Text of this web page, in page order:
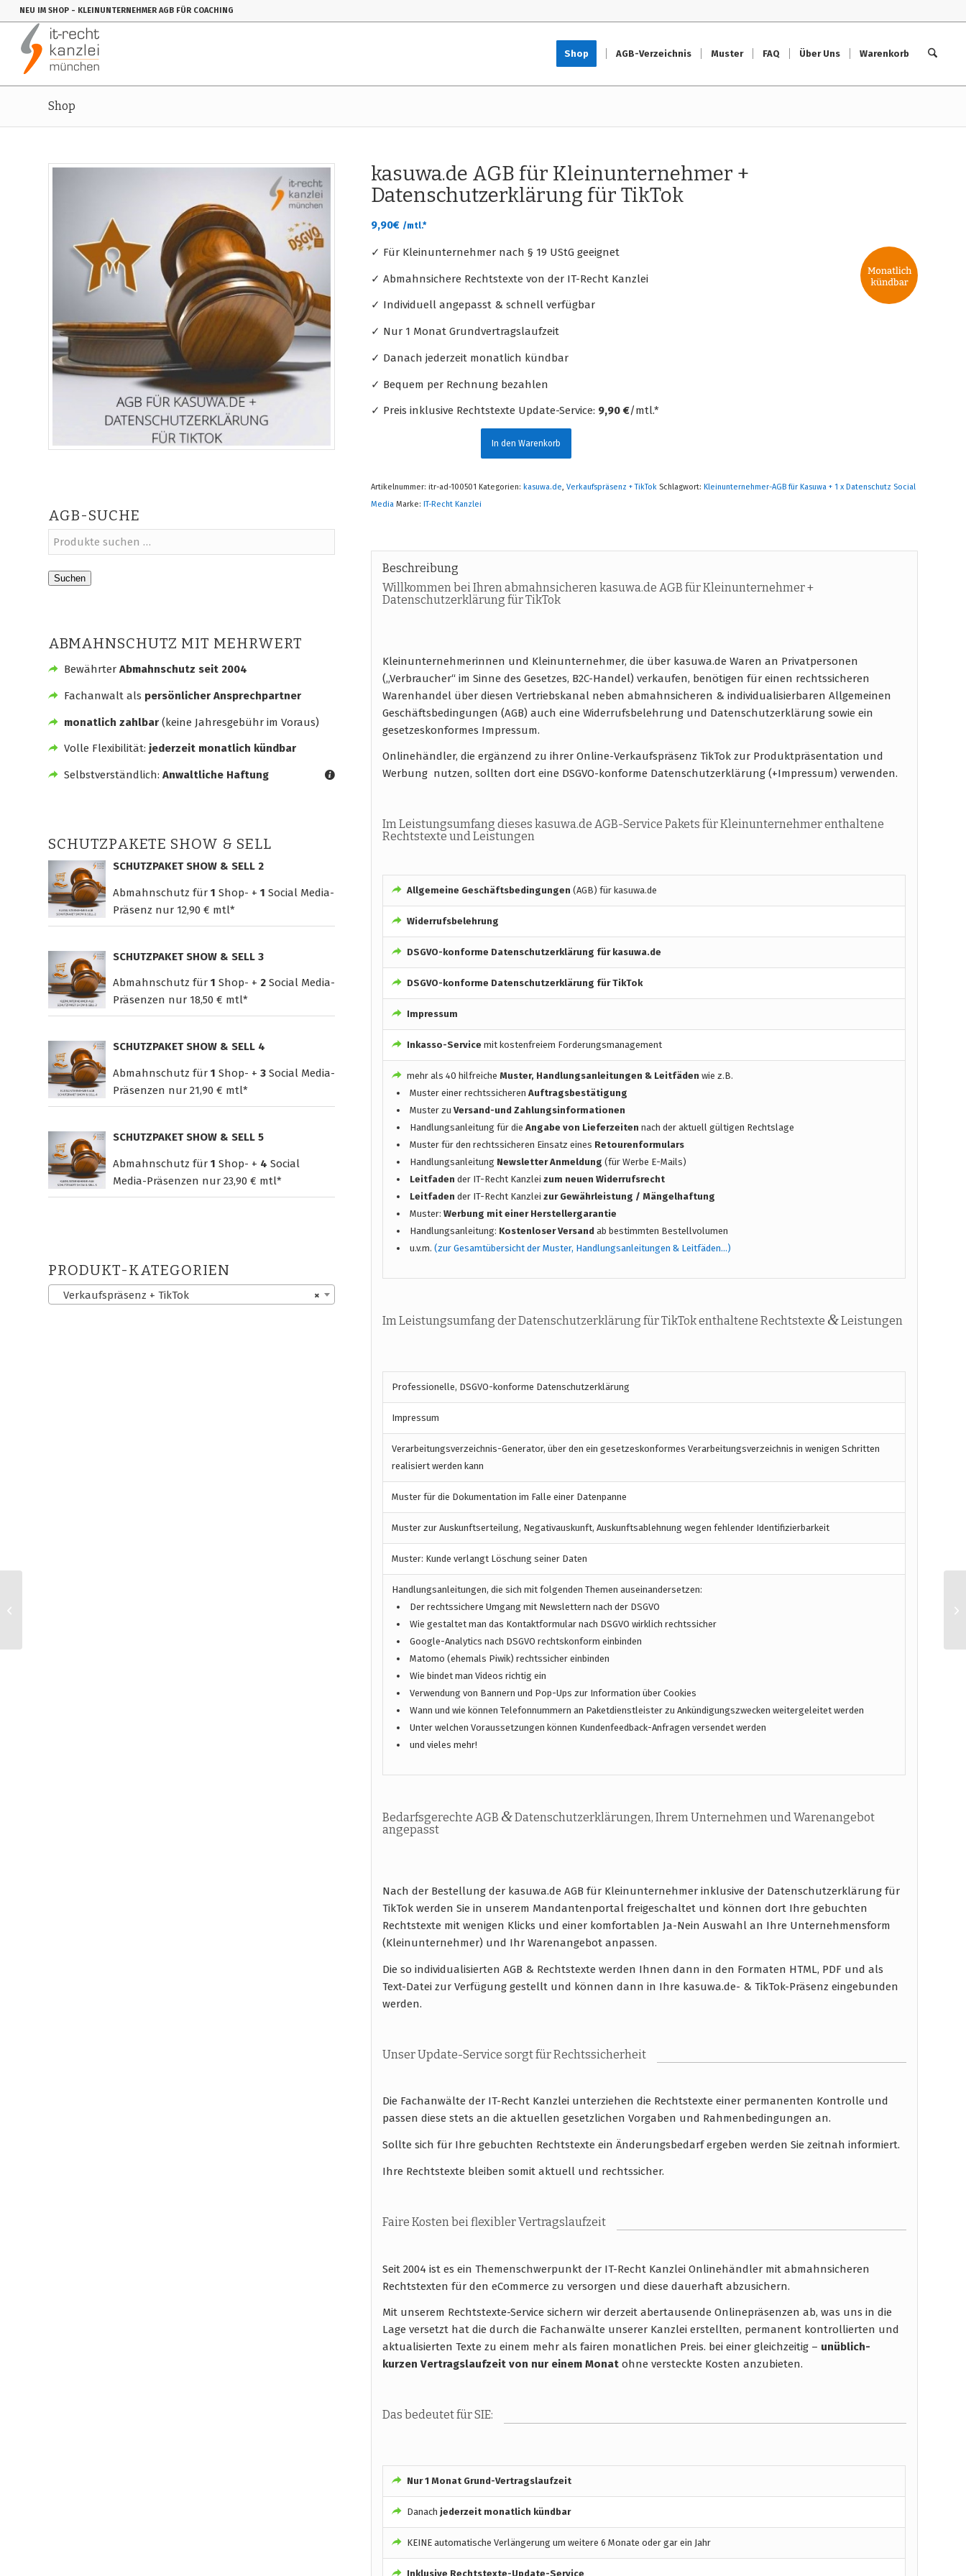
NEU IM SHOP - KLEINUNTERNEHMER AGB FÜR COACHING
Shop AGB-Verzeichnis Muster FAQ Über Uns Warenkorb
Shop
AGB-SUCHE
Suchen
ABMAHNSCHUTZ MIT MEHRWERT
BewährterAbmahnschutz seit 2004
Fachanwalt als persönlicher Ansprechpartner
monatlich zahlbar(keine Jahresgebühr im Voraus)
Volle Flexibilität: jederzeit monatlich kündbar
Selbstverständlich: Anwaltliche Haftung
SCHUTZPAKETE SHOW & SELL
SCHUTZPAKET SHOW & SELL 2
Abmahnschutz für 1 Shop- + 1 Social Media-
Präsenz nur 12,90 € mtl*
SCHUTZPAKET SHOW & SELL 3
Abmahnschutz für 1 Shop- + 2 Social Media-
Präsenzen nur 18,50 € mtl*
SCHUTZPAKET SHOW & SELL 4
Abmahnschutz für 1 Shop- + 3 Social Media-
Präsenzen nur 21,90 € mtl*
SCHUTZPAKET SHOW & SELL 5
Abmahnschutz für 1 Shop- + 4 Social
Media-Präsenzen nur 23,90 € mtl*
PRODUKT-KATEGORIEN
×
Verkaufspräsenz + TikTok
kasuwa.de AGB für Kleinunternehmer +
Datenschutzerklärung für TikTok
9,90€ /mtl.*
✓ Für Kleinunternehmer nach § 19 UStG geeignet
✓ Abmahnsichere Rechtstexte von der IT-Recht Kanzlei
✓ Individuell angepasst & schnell verfügbar
✓ Nur 1 Monat Grundvertragslaufzeit
✓ Danach jederzeit monatlich kündbar
✓ Bequem per Rechnung bezahlen
✓ Preis inklusive Rechtstexte Update-Service: 9,90 €/mtl.*
In den Warenkorb
Artikelnummer:itr-ad-100501 Kategorien: kasuwa.de,Verkaufspräsenz + TikTok Schlagwort:Kleinunternehmer-AGB für Kasuwa + 1 x Datenschutz Social
Media Marke:IT-Recht Kanzlei
Beschreibung
Willkommen bei Ihren abmahnsicheren kasuwa.de AGB für Kleinunternehmer +
Datenschutzerklärung für TikTok
Kleinunternehmerinnen und Kleinunternehmer, die über kasuwa.de Waren an Privatpersonen
(„Verbraucher“ im Sinne des Gesetzes, B2C-Handel) verkaufen, benötigen für einen rechtssicheren
Warenhandel über diesen Vertriebskanal neben abmahnsicheren & individualisierbaren Allgemeinen
Geschäftsbedingungen (AGB) auch eine Widerrufsbelehrung und Datenschutzerklärung sowie ein
gesetzeskonformes Impressum.
Onlinehändler, die ergänzend zu ihrer Online-Verkaufspräsenz TikTok zur Produktpräsentation und
Werbung nutzen, sollten dort eine DSGVO-konforme Datenschutzerklärung (+Impressum) verwenden.
Im Leistungsumfang dieses kasuwa.de AGB-Service Pakets für Kleinunternehmer enthaltene
Rechtstexte und Leistungen
Allgemeine Geschäftsbedingungen (AGB) für kasuwa.de
Widerrufsbelehrung
DSGVO-konforme Datenschutzerklärung für kasuwa.de
DSGVO-konforme Datenschutzerklärung für TikTok
Impressum
Inkasso-Service mit kostenfreiem Forderungsmanagement
mehr als 40 hilfreiche Muster, Handlungsanleitungen & Leitfäden wie z.B.
Muster einer rechtssicherenAuftragsbestätigung
Muster zuVersand-und Zahlungsinformationen
Handlungsanleitung für dieAngabe von Lieferzeiten nach der aktuell gültigen Rechtslage
Muster für den rechtssicheren Einsatz eines Retourenformulars
Handlungsanleitung Newsletter Anmeldung(für Werbe E-Mails)
Leitfaden der IT-Recht Kanzleizum neuen Widerrufsrecht
Leitfaden der IT-Recht Kanzleizur Gewährleistung / Mängelhaftung
Muster:Werbung mit einer Herstellergarantie
Handlungsanleitung: Kostenloser Versand ab bestimmten Bestellvolumen
u.v.m.(zur Gesamtübersicht der Muster, Handlungsanleitungen & Leitfäden…)
Im Leistungsumfang der Datenschutzerklärung für TikTok enthaltene Rechtstexte &Leistungen
Professionelle, DSGVO-konforme Datenschutzerklärung
Impressum
Verarbeitungsverzeichnis-Generator, über den ein gesetzeskonformes Verarbeitungsverzeichnis in wenigen Schritten
realisiert werden kann
Muster für die Dokumentation im Falle einer Datenpanne
Muster zur Auskunftserteilung, Negativauskunft, Auskunftsablehnung wegen fehlender Identifizierbarkeit
Muster: Kunde verlangt Löschung seiner Daten
Handlungsanleitungen, die sich mit folgenden Themen auseinandersetzen:
Der rechtssichere Umgang mit Newslettern nach der DSGVO
Wie gestaltet man das Kontaktformular nach DSGVO wirklich rechtssicher
Google-Analytics nach DSGVO rechtskonform einbinden
Matomo (ehemals Piwik) rechtssicher einbinden
Wie bindet man Videos richtig ein
Verwendung von Bannern und Pop-Ups zur Information über Cookies
Wann und wie können Telefonnummern an Paketdienstleister zu Ankündigungszwecken weitergeleitet werden
Unter welchen Voraussetzungen können Kundenfeedback-Anfragen versendet werden
und vieles mehr!
Bedarfsgerechte AGB &Datenschutzerklärungen, Ihrem Unternehmen und Warenangebot
angepasst
Nach der Bestellung der kasuwa.de AGB für Kleinunternehmer inklusive der Datenschutzerklärung für
TikTok werden Sie in unserem Mandantenportal freigeschaltet und können dort Ihre gebuchten
Rechtstexte mit wenigen Klicks und einer komfortablen Ja-Nein Auswahl an Ihre Unternehmensform
(Kleinunternehmer) und Ihr Warenangebot anpassen.
Die so individualisierten AGB & Rechtstexte werden Ihnen dann in den Formaten HTML, PDF und als
Text-Datei zur Verfügung gestellt und können dann in Ihre kasuwa.de- & TikTok-Präsenz eingebunden
werden.
Unser Update-Service sorgt für Rechtssicherheit
Die Fachanwälte der IT-Recht Kanzlei unterziehen die Rechtstexte einer permanenten Kontrolle und
passen diese stets an die aktuellen gesetzlichen Vorgaben und Rahmenbedingungen an.
Sollte sich für Ihre gebuchten Rechtstexte ein Änderungsbedarf ergeben werden Sie zeitnah informiert.
Ihre Rechtstexte bleiben somit aktuell und rechtssicher.
Faire Kosten bei flexibler Vertragslaufzeit
Seit 2004 ist es ein Themenschwerpunkt der IT-Recht Kanzlei Onlinehändler mit abmahnsicheren
Rechtstexten für den eCommerce zu versorgen und diese dauerhaft abzusichern.
Mit unserem Rechtstexte-Service sichern wir derzeit abertausende Onlinepräsenzen ab, was uns in die
Lage versetzt hat die durch die Fachanwälte unserer Kanzlei erstellten, permanent kontrollierten und
aktualisierten Texte zu einem mehr als fairen monatlichen Preis. bei einer gleichzeitig – unüblich-
kurzen Vertragslaufzeit von nur einem Monatohne versteckte Kosten anzubieten.
Das bedeutet für SIE:
Nur 1 Monat Grund-Vertragslaufzeit
Danach jederzeit monatlich kündbar
KEINE automatische Verlängerung um weitere 6 Monate oder gar ein Jahr
Inklusive Rechtstexte-Update-Service